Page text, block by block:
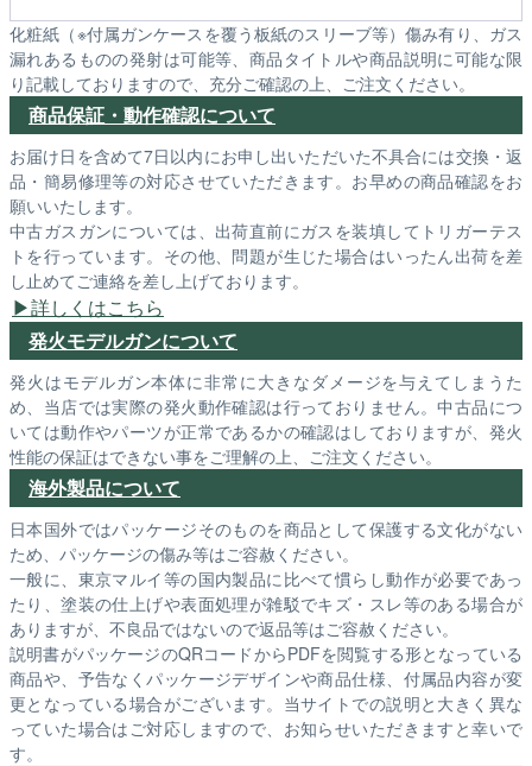
化粧紙（※付属ガンケースを覆う板紙のスリーブ等）傷み有り、ガス
漏れあるものの発射は可能等、商品タイトルや商品説明に可能な限
り記載しておりますので、充分ご確認の上、ご注文ください。
商品保証・動作確認について
お届け日を含めて7日以内にお申し出いただいた不具合には交換・返
品・簡易修理等の対応させていただきます。お早めの商品確認をお
願いいたします。
中古ガスガンについては、出荷直前にガスを装填してトリガーテス
トを行っています。その他、問題が生じた場合はいったん出荷を差
し止めてご連絡を差し上げております。
詳しくはこちら
発火モデルガンについて
発火はモデルガン本体に非常に大きなダメージを与えてしまうた
め、当店では実際の発火動作確認は行っておりません。中古品につ
いては動作やパーツが正常であるかの確認はしておりますが、発火
性能の保証はできない事をご理解の上、ご注文ください。
海外製品について
日本国外ではパッケージそのものを商品として保護する文化がない
ため、パッケージの傷み等はご容赦ください。
一般に、東京マルイ等の国内製品に比べて慣らし動作が必要であっ
たり、塗装の仕上げや表面処理が雑駁でキズ・スレ等のある場合が
ありますが、不良品ではないので返品等はご容赦ください。
説明書がパッケージのQRコードからPDFを閲覧する形となっている
商品や、予告なくパッケージデザインや商品仕様、付属品内容が変
更となっている場合がございます。当サイトでの説明と大きく異な
っていた場合はご対応しますので、お知らせいただきますと幸いで
す。